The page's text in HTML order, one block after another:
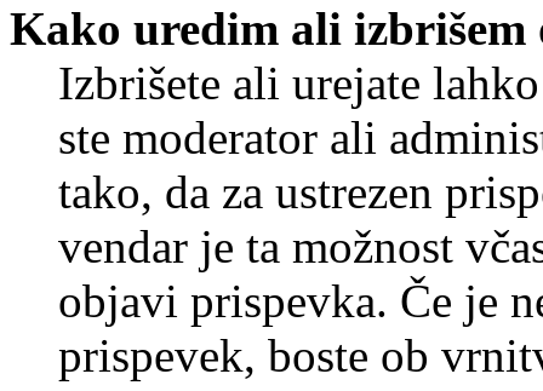
Kako uredim ali izbrišem
Izbrišete ali urejate
ste moderator ali
tako, da za ustrezen
vendar je ta možnost
objavi prispevka. Če je
prispevek, boste ob